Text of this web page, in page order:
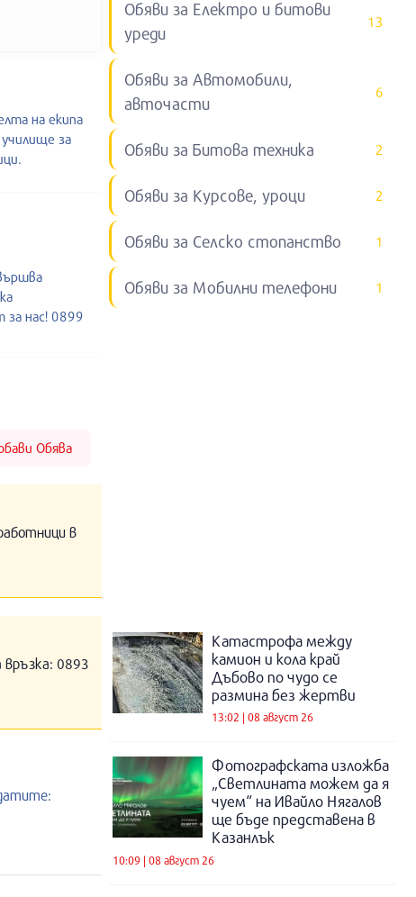
на екипа
за
за нас! 0899
Обява
в
0893
Обяви за Електро и битови
уреди
13
Обяви за Автомобили,
авточасти
6
Обяви за Битова техника 2
Обяви за Курсове, уроци 2
Обяви за Селско стопанство 1
Обяви за Мобилни телефони 1
Катастрофа между
камион и кола край
Дъбово по чудо се
размина без жертви
13:02 | 08 август 26
Фотографската изложба
„Светлината можем да я
чуем“ на Ивайло Нягалов
ще бъде представена в
Казанлък
10:09 | 08 август 26